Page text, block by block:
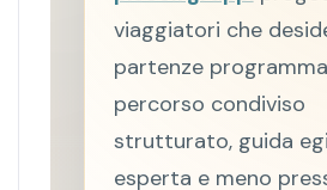
viaggiatori che
partenze
percorso condiviso
strutturato, guida
esperta e meno